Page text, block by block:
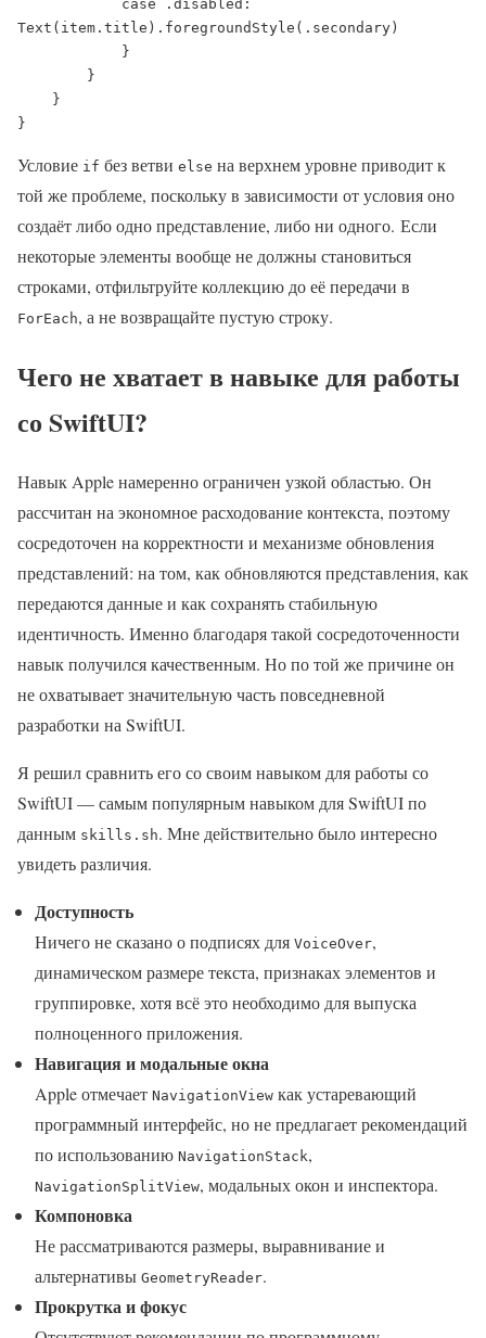
Text(item.title).foregroundStyle(.secondary)
}
Условие if без ветви else на верхнем уровне приводит к
той же проблеме, поскольку в зависимости от условия оно
создаёт либо одно представление, либо ни одного. Если
некоторые элементы вообще не должны становиться
строками, отфильтруйте коллекцию до её передачи в
ForEach, а не возвращайте пустую строку.
Чего не хватает в навыке для работы
со SwiftUI?
Навык Apple намеренно ограничен узкой областью. Он
рассчитан на экономное расходование контекста, поэтому
сосредоточен на корректности и механизме обновления
представлений: на том, как обновляются представления, как
передаются данные и как сохранять стабильную
идентичность. Именно благодаря такой сосредоточенности
навык получился качественным. Но по той же причине он
не охватывает значительную часть повседневной
разработки на SwiftUI.
Я решил сравнить его со своим навыком для работы со
SwiftUI — самым популярным навыком для SwiftUI по
данным skills.sh. Мне действительно было интересно
увидеть различия.
Доступность
Ничего не сказано о подписях для VoiceOver,
динамическом размере текста, признаках элементов и
группировке, хотя всё это необходимо для выпуска
полноценного приложения.
Навигация и модальные окна
Apple отмечает NavigationView как устаревающий
программный интерфейс, но не предлагает рекомендаций
по использованию NavigationStack,
NavigationSplitView, модальных окон и инспектора.
Компоновка
Не рассматриваются размеры, выравнивание и
альтернативы GeometryReader.
Прокрутка и фокус